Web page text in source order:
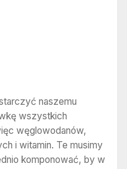
naszemu
wszystkich
węglowodanów,
i witamin. Te musimy
komponować, by w